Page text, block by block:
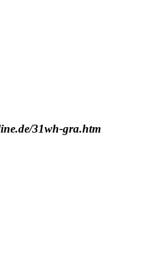
31wh-gra.htm